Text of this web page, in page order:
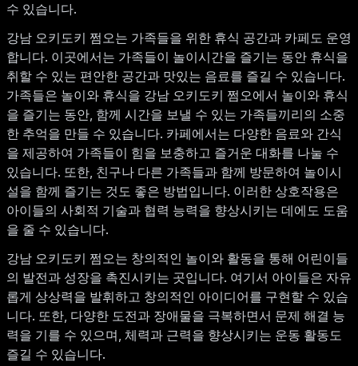
수 있습니다.
강남 오키도키 쩜오는 가족들을 위한 휴식 공간과 카페도 운영
합니다. 이곳에서는 가족들이 놀이시간을 즐기는 동안 휴식을
취할 수 있는 편안한 공간과 맛있는 음료를 즐길 수 있습니다.
가족들은 놀이와 휴식을 강남 오키도키 쩜오에서 놀이와 휴식
을 즐기는 동안, 함께 시간을 보낼 수 있는 가족들끼리의 소중
한 추억을 만들 수 있습니다. 카페에서는 다양한 음료와 간식
을 제공하여 가족들이 힘을 보충하고 즐거운 대화를 나눌 수
있습니다. 또한, 친구나 다른 가족들과 함께 방문하여 놀이시
설을 함께 즐기는 것도 좋은 방법입니다. 이러한 상호작용은
아이들의 사회적 기술과 협력 능력을 향상시키는 데에도 도움
을 줄 수 있습니다.
강남 오키도키 쩜오는 창의적인 놀이와 활동을 통해 어린이들
의 발전과 성장을 촉진시키는 곳입니다. 여기서 아이들은 자유
롭게 상상력을 발휘하고 창의적인 아이디어를 구현할 수 있습
니다. 또한, 다양한 도전과 장애물을 극복하면서 문제 해결 능
력을 기를 수 있으며, 체력과 근력을 향상시키는 운동 활동도
즐길 수 있습니다.